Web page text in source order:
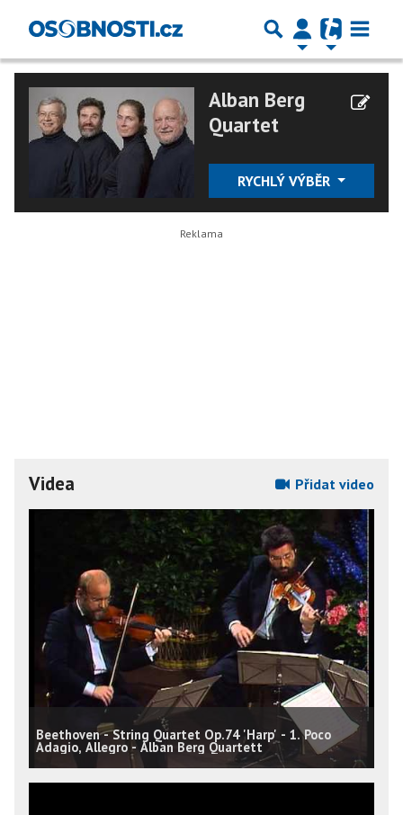
Alban Berg
Quartet
RYCHLÝ VÝBĚR
Videa Přidat video
Beethoven - String Quartet Op.74 'Harp' - 1. Poco
Adagio, Allegro - Alban Berg Quartett